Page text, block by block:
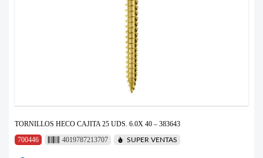
TORNILLOS HECO CAJITA 25 UDS. 6.0X 40 – 383643
700446
4019787213707 SUPER VENTAS